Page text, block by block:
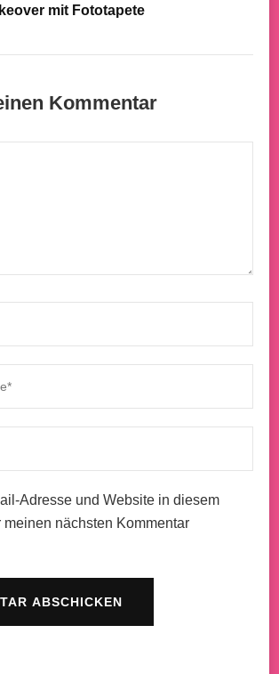
mit Fototapete
Kommentar
Adresse und Website in diesem
meinen nächsten Kommentar